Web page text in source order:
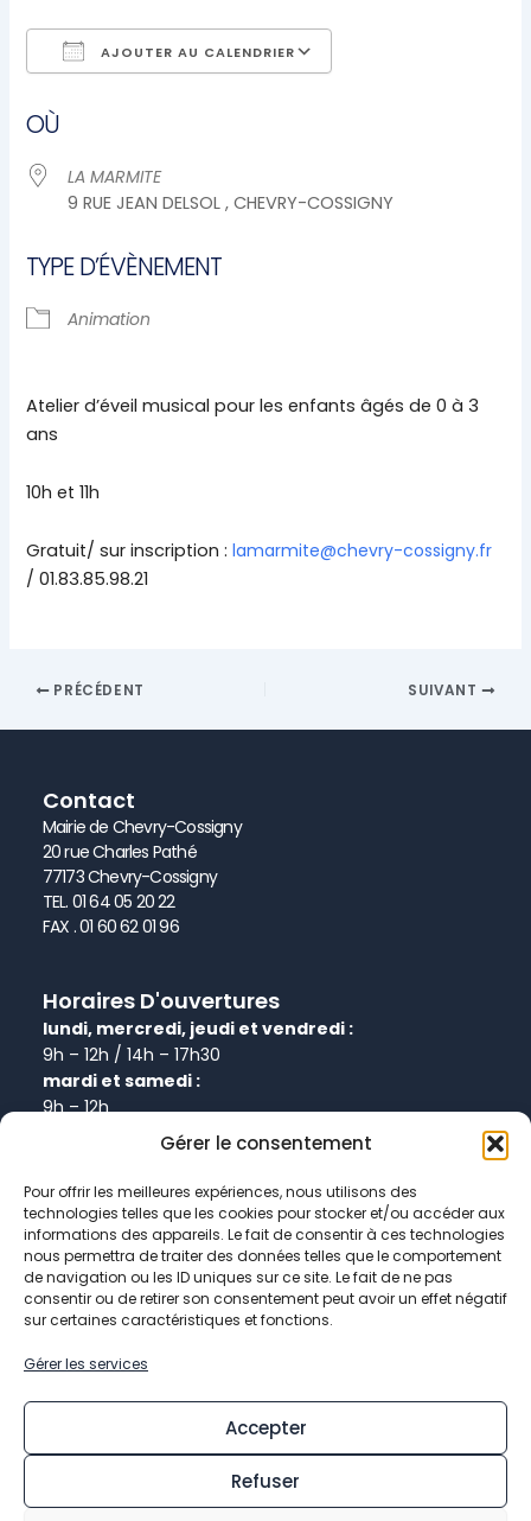
Gérer le consentement
Pour offrir les meilleures expériences, nous utilisons des
technologies telles que les cookies pour stocker et/ou accéder aux
informations des appareils. Le fait de consentir à ces technologies
nous permettra de traiter des données telles que le comportement
de navigation ou les ID uniques sur ce site. Le fait de ne pas
consentir ou de retirer son consentement peut avoir un effet négatif
sur certaines caractéristiques et fonctions.
Gérer les services
Accepter
Refuser
AJOUTER AU CALENDRIER
OÙ
LA MARMITE
9 RUE JEAN DELSOL , CHEVRY-COSSIGNY
TYPE D’ÉVÈNEMENT
Animation
Atelier d’éveil musical pour les enfants âgés de 0 à 3
ans
10h et 11h
Gratuit/ sur inscription :lamarmite@chevry-cossigny.fr
/ 01.83.85.98.21
PRÉCÉDENT SUIVANT
Contact
Mairie de Chevry-Cossigny
20 rue Charles Pathé
77173 Chevry-Cossigny
TEL. 01 64 05 20 22
FAX . 01 60 62 01 96
Horaires D'ouvertures
lundi, mercredi, jeudi et vendredi :
9h – 12h / 14h – 17h30
mardi et samedi :
9h – 12h
Informations
Plan de site
Politique de confidentialité
Politique de cookies
Données personnelles
© 2026 Mairie de Chevry-Cossigny